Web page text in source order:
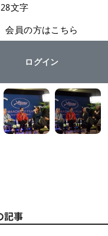
文字
会員の方はこちら
ログイン
記事